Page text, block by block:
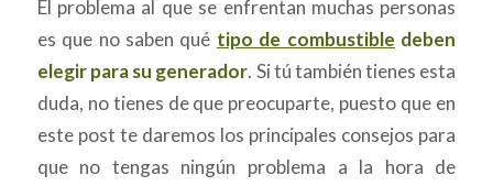
El problema al que se enfrentan muchas personas
es que no saben qué tipo de combustible deben
elegir para su generador. Si tú también tienes esta
duda, no tienes de que preocuparte, puesto que en
este post te daremos los principales consejos para
que no tengas ningún problema a la hora de